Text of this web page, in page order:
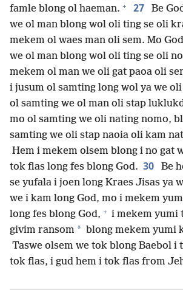
famle blong ol haeman. + 27
Be
we ol man blong wol oli ting se oli
mekem ol waes man oli sem. Mo
we ol man blong wol oli ting se oli
mekem ol man we oli gat paoa oli
i jusum ol samting long wol ya we
ol samting we ol man oli stap
mo ol samting we oli nating nomo,
samting we oli stap naoia oli kam
Hem i mekem olsem blong i no gat
tok flas long fes blong God. 30
Be
se yufala i joen long Kraes Jisas ya
we i kam long God, mo i mekem
long fes blong God, + i mekem yumi
givim ransom * blong mekem yumi
Taswe olsem we tok blong Baebol i
tok flas, i gud hem i tok flas from